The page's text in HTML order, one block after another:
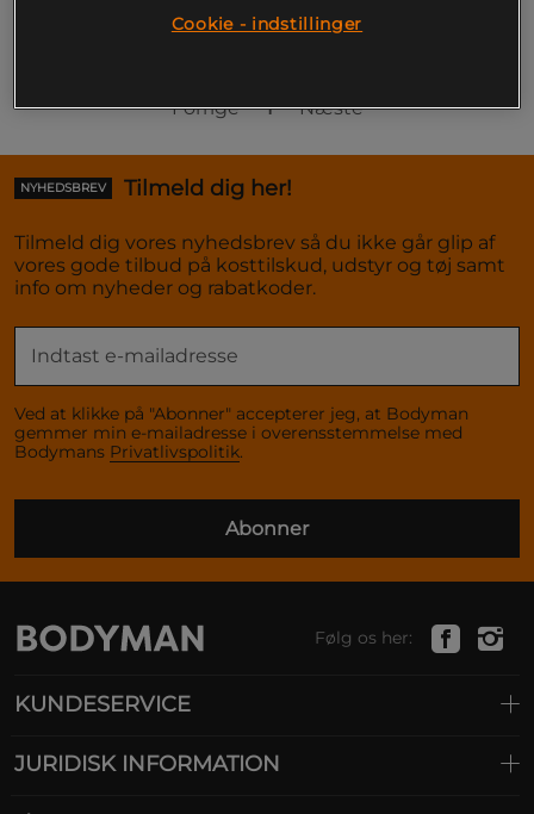
Du har set på 1 af 1 produkter
Forrige 1 Næste
NYHEDSBREV Tilmeld dig her!
Tilmeld dig vores nyhedsbrev så du ikke går glip af
vores gode tilbud på kosttilskud, udstyr og tøj samt
info om nyheder og rabatkoder.
Ved at klikke på "Abonner" accepterer jeg, at Bodyman
gemmer min e-mailadresse i overensstemmelse med
Bodymans Privatlivspolitik.
Abonner
Følg os her:
KUNDESERVICE
JURIDISK INFORMATION
Cookie - indstillinger